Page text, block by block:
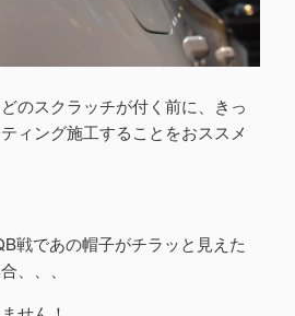
のスクラッチが付く前に、きっ
ィング施工することをおススメ
戦であの帽子がチラッと見えた
、、、